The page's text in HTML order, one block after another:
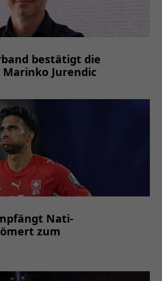
bestätigt die
Jurendic
Nati-
zum